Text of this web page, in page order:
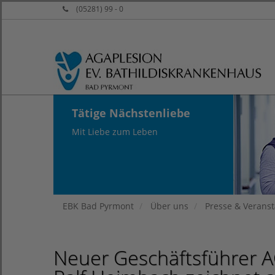
(05281) 99 - 0
Tätige Nächstenliebe
Mit Liebe zum Leben
EBK Bad Pyrmont Über uns Presse &
Neuer Geschäftsführer